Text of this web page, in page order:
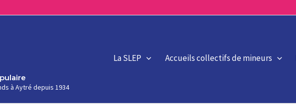
à Aytré depuis 1934
La SLEP Accueils collectifs de mineurs